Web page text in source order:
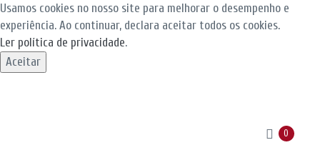
Usamos cookies no nosso site para melhorar o desempenho e
experiência. Ao continuar, declara aceitar todos os cookies.
Ler política de privacidade.
Aceitar
0